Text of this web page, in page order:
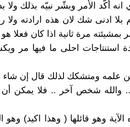
أي انه أكّد الأمر وبشّر نبيّه بذلك
ادنى شك لان هذه ارادته ولا
بمشيئته مرة ثانية اذا كان فعلا
استنتاجات احلى ما فيها مر
والله شخص آخر .. فلا يمكن أن
وهو قائلها ( وهذا اكيد) وهو